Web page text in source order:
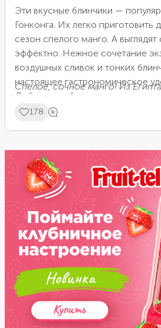
Эти вкусные блинчики —
Гонконга. Их легко приготовить
сезон спелого манго. А
эффектно. Нежное сочетание
воздушных сливок и тонких
настоящее гастрономическое
Добавьте небольшое количество
красителя, чтобы сделать
Спелое, сочное манго! Из
178